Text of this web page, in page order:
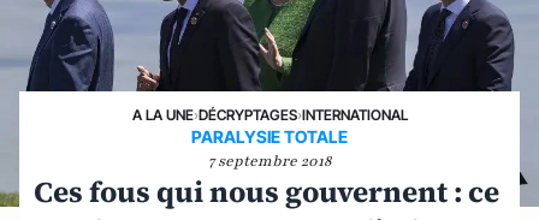
A LA UNE›DÉCRYPTAGES›INTERNATIONAL
PARALYSIE TOTALE
7 septembre 2018
Ces fous qui nous gouvernent : ce